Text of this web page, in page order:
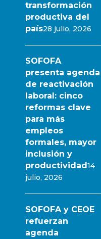
transformación
productiva del
país28 julio, 2026
SOFOFA
presenta agenda
de reactivación
laboral: cinco
reformas clave
para más
empleos
formales, mayor
inclusión y
productividad14
julio, 2026
SOFOFA y CEOE
refuerzan
agenda